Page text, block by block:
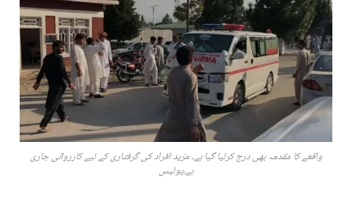
واقعے کا مقدمہ بھی درج کرلیا گیا ہے، مزید افراد کی گرفتاری کے لیے کارروائی جاری
ہے،پولیس